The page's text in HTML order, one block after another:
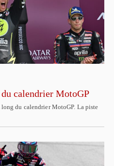
calendrier MotoGP
du calendrier MotoGP. La piste